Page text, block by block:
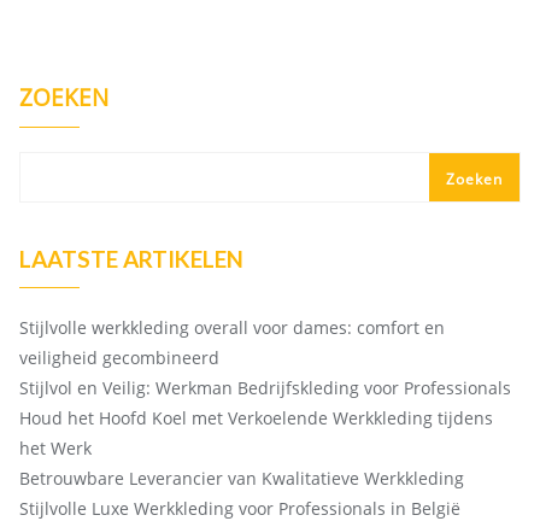
ZOEKEN
Zoeken
LAATSTE ARTIKELEN
Stijlvolle werkkleding overall voor dames: comfort en
veiligheid gecombineerd
Stijlvol en Veilig: Werkman Bedrijfskleding voor Professionals
Houd het Hoofd Koel met Verkoelende Werkkleding tijdens
het Werk
Betrouwbare Leverancier van Kwalitatieve Werkkleding
Stijlvolle Luxe Werkkleding voor Professionals in België